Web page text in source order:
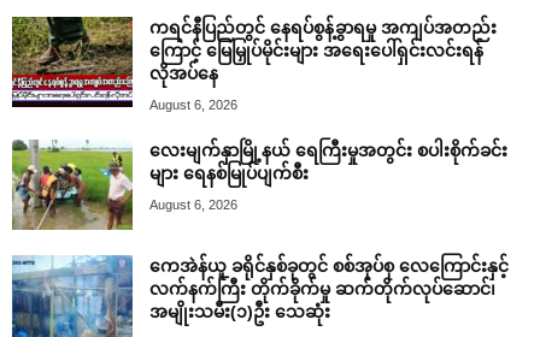
ကရင်နီပြည်တွင် နေရပ်စွန့်ခွာရမှု အကျပ်အတည်း
ကြောင့် မြေမြှုပ်မိုင်းများ အရေးပေါ်ရှင်းလင်းရန်
လိုအပ်နေ
August 6, 2026
လေးမျက်နှာမြို့နယ် ရေကြီးမှုအတွင်း စပါးစိုက်ခင်း
များ ရေနစ်မြုပ်ပျက်စီး
August 6, 2026
ကေအဲန်ယူ ခရိုင်နှစ်ခုတွင် စစ်အုပ်စု လေကြောင်းနှင့်
လက်နက်ကြီး တိုက်ခိုက်မှု ဆက်တိုက်လုပ်ဆောင်၊
အမျိုးသမီး(၁)ဦး သေဆုံး